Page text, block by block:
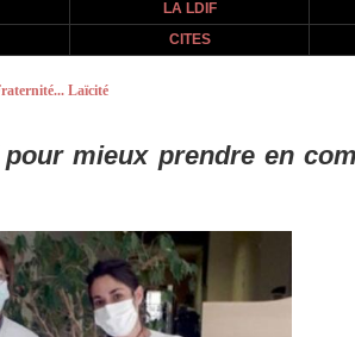
LA LDIF
CITES
Laïcité
mieux prendre en